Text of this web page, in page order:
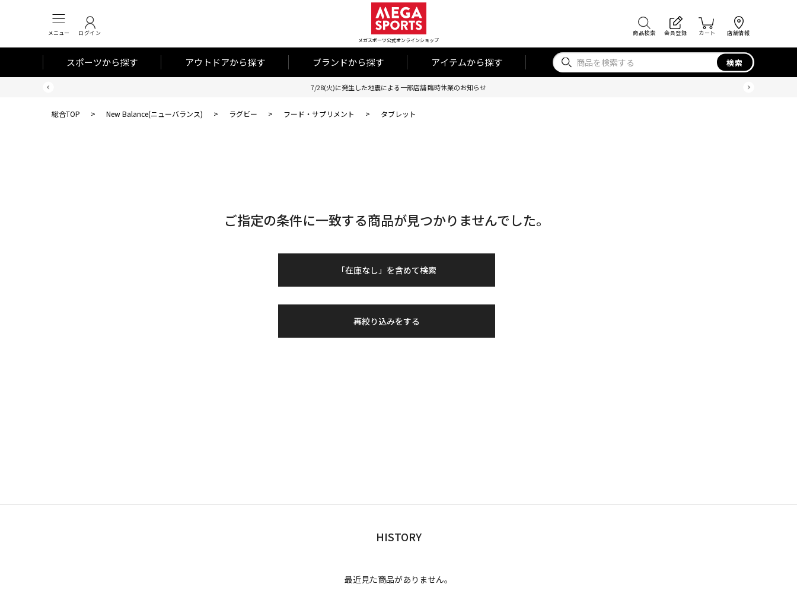
メニュー ログイン
メガスポーツ公式オンラインショップ
商品検索 会員登録 カート 店舗情報
スポーツから探す アウトドアから探す ブランドから探す アイテムから探す 検索
7/28(火)に発生した地震による一部店舗 臨時休業のお知らせ
総合TOP > New Balance(ニューバランス) > ラグビー > フード・サプリメント > タブレット
ご指定の条件に一致する商品が見つかりませんでした。
「在庫なし」を含めて検索
再絞り込みをする
HISTORY
最近見た商品がありません。